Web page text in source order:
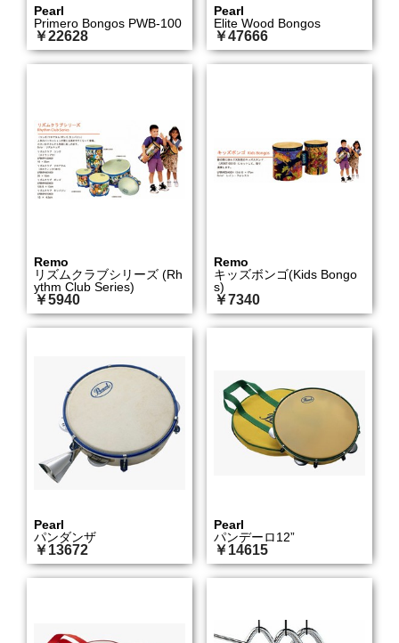
Pearl
Primero Bongos PWB-100
￥22628
Pearl
Elite Wood Bongos
￥47666
Remo
リズムクラブシリーズ (Rh
ythm Club Series)
￥5940
Remo
キッズボンゴ(Kids Bongo
s)
￥7340
Pearl
パンダンザ
￥13672
Pearl
パンデーロ12”
￥14615